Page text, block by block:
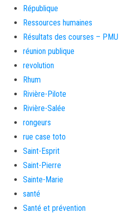
République
Ressources humaines
Résultats des courses – PMU
réunion publique
revolution
Rhum
Rivière-Pilote
Rivière-Salée
rongeurs
rue case toto
Saint-Esprit
Saint-Pierre
Sainte-Marie
santé
Santé et prévention